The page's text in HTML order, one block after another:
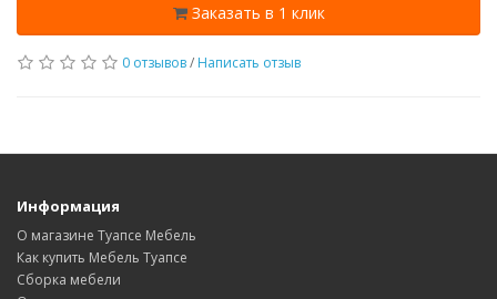
Заказать в 1 клик
0 отзывов/ Написать отзыв
Информация
О магазине Туапсе Мебель
Как купить Мебель Туапсе
Сборка мебели